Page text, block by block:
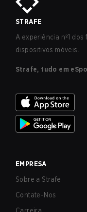
STRAFE
A experiência nº1
dispositivos móveis.
Strafe, tudo em
EMPRESA
Sobre a Strafe
Contate-Nos